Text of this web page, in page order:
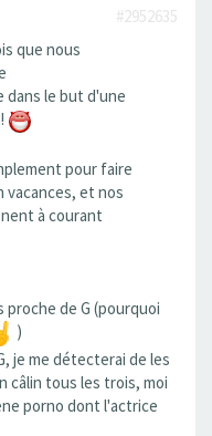
#2952635
que nous
dans le but d'une
pour faire
vacances, et nos
à courant
de G (pourquoi
)
je me détecterai de les
câlin tous les trois, moi
porno dont l'actrice